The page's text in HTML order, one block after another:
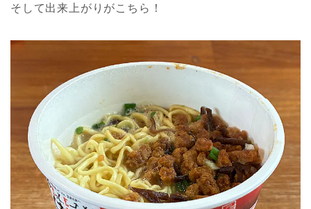
そして出来上がりがこちら！